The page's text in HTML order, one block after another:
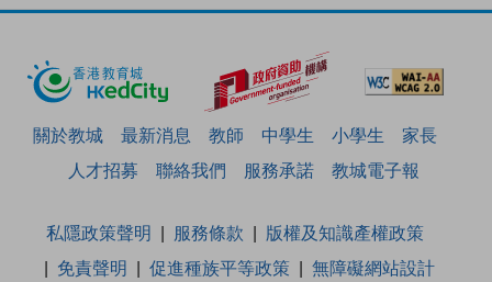
關於教城 最新消息 教師 中學生 小學生
家長
人才招募
聯絡我們 服務承諾 教城電子報
私隱政策聲明 服務條款
版權及知識產權政策
免責聲明
促進種族平等政策 無障礙網站設計